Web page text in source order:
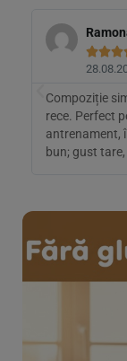

Compoziție
rece. Perfect
antrenament,
bun; gust